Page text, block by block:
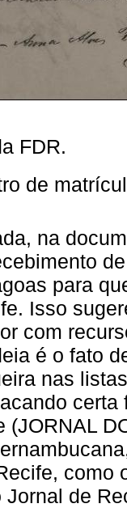
FDR.
de
na
para
Isso
com
é o fato
nas
(JORNAL
como
Jornal de